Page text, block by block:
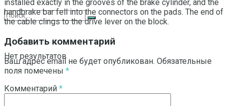
Нет результатов
Смотреть все результаты
installed exactly in the grooves of the brake cylinder, and the
handbrake bar fell into the connectors on the pads. The end of
the cable clings to the drive lever on the block.
Добавить комментарий
Ваш адрес email не будет опубликован. Обязательные
поля помечены *
Комментарий *